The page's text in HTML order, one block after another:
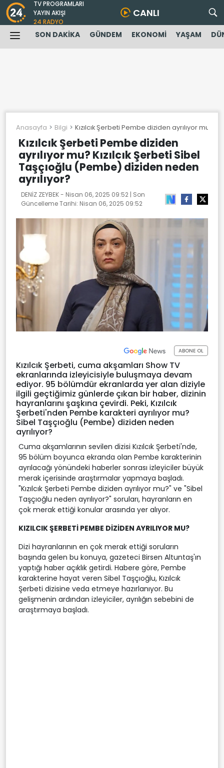
TV PROGRAMLARI
YAYIN AKIŞI
24 RADYO
CANLI
SON DAKİKA GÜNDEM EKONOMİ YAŞAM
Anasayfa Bilgi Kızılcık Şerbeti Pembe diziden ayrılıyor mu?
Kızılcık Şerbeti Pembe diziden
ayrılıyor mu? Kızılcık Şerbeti Sibel
Taşçıoğlu (Pembe) diziden neden
ayrılıyor?
DENİZ ZEYBEK - Nisan 06, 2025 09:52 | Son
Güncelleme Tarihi: Nisan 06, 2025 09:52
ABONE OL
Kızılcık Şerbeti, cuma akşamları Show TV
ekranlarında izleyicisiyle buluşmaya devam
ediyor. 95 bölümdür ekranlarda yer alan diziyle
ilgili geçtiğimiz günlerde çıkan bir haber, dizinin
hayranlarını şaşkına çevirdi. Peki, Kızılcık
Şerbeti'nden Pembe karakteri ayrılıyor mu?
Sibel Taşçıoğlu (Pembe) diziden neden
ayrılıyor?
Cuma akşamlarının sevilen dizisi Kızılcık Şerbeti'nde,
95 bölüm boyunca ekranda olan Pembe karakterinin
ayrılacağı yönündeki haberler sonrası izleyiciler büyük
merak içerisinde araştırmalar yapmaya başladı.
"Kızılcık Şerbeti Pembe diziden ayrılıyor mu?" ve "Sibel
Taşçıoğlu neden ayrılıyor?" soruları, hayranların en
çok merak ettiği konular arasında yer alıyor.
KIZILCIK ŞERBETİ PEMBE DİZİDEN AYRILIYOR MU?
Dizi hayranlarının en çok merak ettiği soruların
başında gelen bu konuya, gazeteci Birsen Altuntaş'ın
yaptığı haber açıklık getirdi. Habere göre, Pembe
karakterine hayat veren Sibel Taşçıoğlu, Kızılcık
Şerbeti dizisine veda etmeye hazırlanıyor. Bu
gelişmenin ardından izleyiciler, ayrılığın sebebini de
araştırmaya başladı.